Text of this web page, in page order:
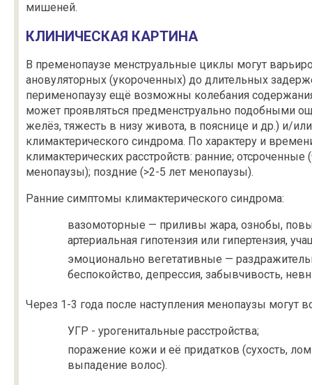
мишеней.
КЛИНИЧЕСКАЯ КАРТИНА
В пременопаузе менструальные циклы могут
ановуляторных (укороченных) до длительных
перименопаузу ещё возможны колебания
может проявляться предменструально подобными
желёз, тяжесть в низу живота, в пояснице и др.) и/
климактерического синдрома. По характеру и
климактерических расстройств: ранние; отсроченные
менопаузы); поздние (>2-5 лет менопаузы).
Ранние симптомы климактерического синдрома:
вазомоторные — приливы жара, ознобы,
артериальная гипотензия или гипертензия,
эмоционально вегетативные —
беспокойство, депрессия, забывчивость,
Через 1-3 года после наступления менопаузы могут
УГР - урогенитальные расстройства;
поражение кожи и её придатков (сухость,
выпадение волос).